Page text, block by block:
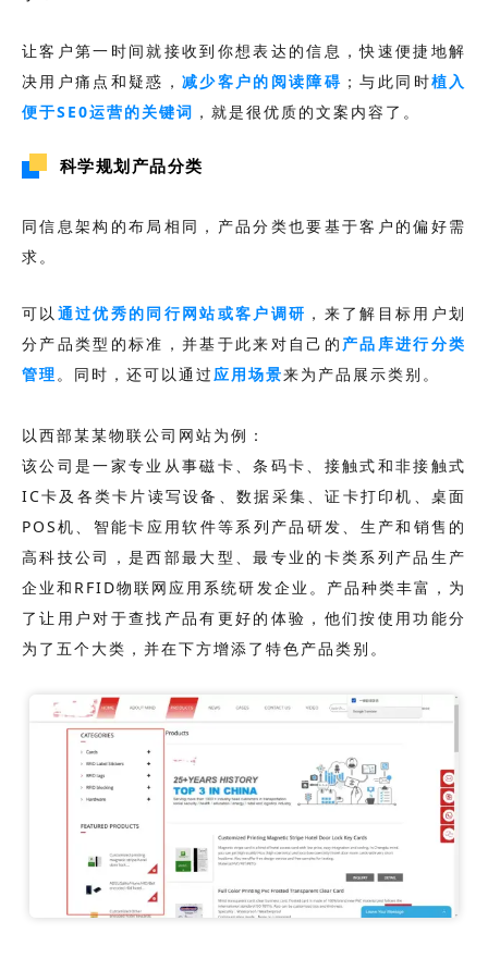
让客户第一时间就接收到你想表达的信息，快速便捷地解
决用户痛点和疑惑， 减少客户的阅读障碍 ；与此同时植入
便于SE0运营的关键词 ，就是很优质的文案内容了。
科学规划产品分类
同信息架构的布局相同，产品分类也要基于客户的偏好需
求。
可以 通过优秀的同行网站或客户调研 ，来了解目标用户划
分产品类型的标准，并基于此来对自己的 产品库进行分类
管理。同时，还可以通过应用场景来为产品展示类别。
以西部某某物联公司网站为例：
该公司 是一家专业从事磁卡、条码卡、接触式和非接触式
IC卡及各类卡片读写设备、数据采集、证卡打印机、桌面
POS机、智能卡应用软件等系列产品研发、生产和销售的
高科技公司，是西部最大型、最专业的卡类系列产品生产
企业和RFID物联网应用系统研发企业。产品种类丰富，为
了让用户对于查找产品有更好的体验，他们按使用功能分
为了五个大类，并在下方增添了特色产品类别。